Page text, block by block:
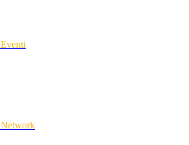
Eventi
Network